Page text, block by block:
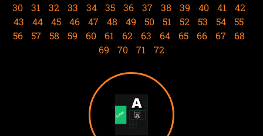
30
31 32 33 34 35 36 37 38 39 40 41
42
43
44 45 46 47 48 49 50 51 52 53 54
55
56
57 58 59 60 61 62 63 64 65 66 67
68
69
70 71 72